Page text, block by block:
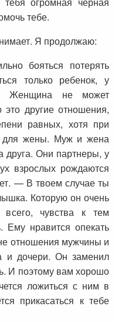
тебе.
Я продолжаю:
бояться потерять
только ребенок, у
Женщина не может
другие отношения,
равных, хотя при
для жены. Муж и жена
друга. Они партнеры, у
взрослых рождаются
— В твоем случае ты
Которую он очень
всего, чувства к тем
нравится опекать
отношения мужчины и
и дочери. Он заменил
И поэтому вам хорошо
ложиться с ним в
прикасаться к тебе